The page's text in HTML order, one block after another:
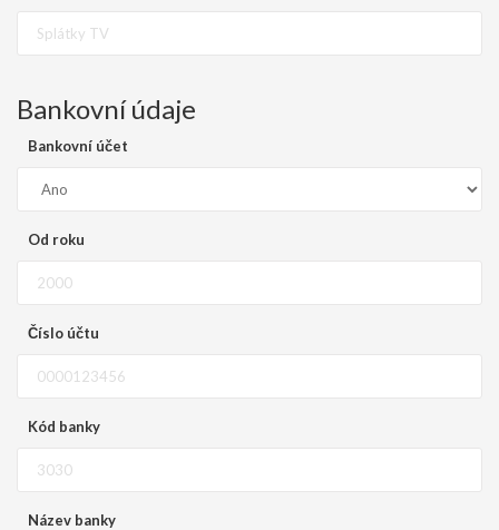
Bankovní údaje
Bankovní účet
Od roku
Číslo účtu
Kód banky
Název banky